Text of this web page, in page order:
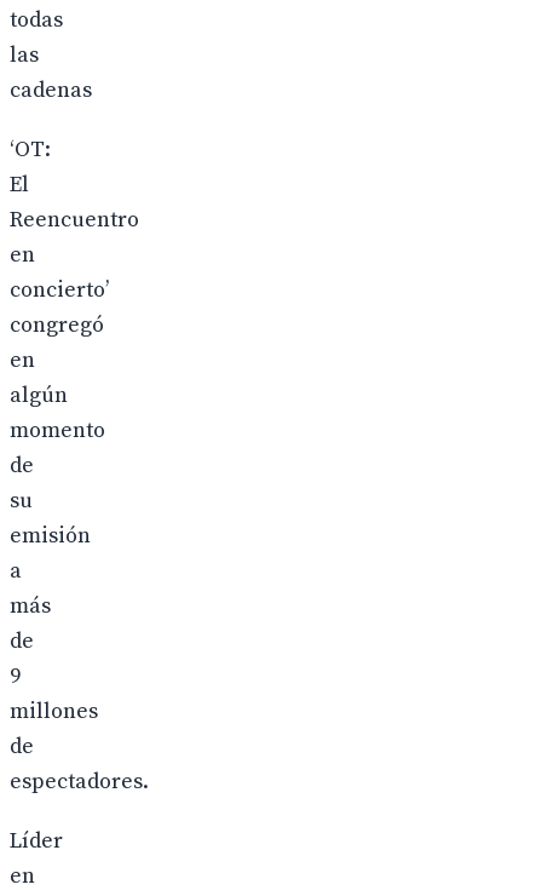
todas
las
cadenas
‘OT:
El
Reencuentro
en
concierto’
congregó
en
algún
momento
de
su
emisión
a
más
de
9
millones
de
espectadores.
Líder
en